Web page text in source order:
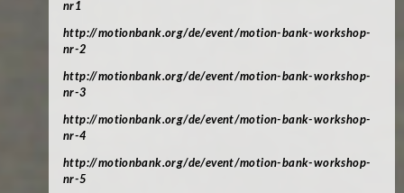
nr1
http://motionbank.org/de/event/motion-bank-workshop-
nr-2
http://motionbank.org/de/event/motion-bank-workshop-
nr-3
http://motionbank.org/de/event/motion-bank-workshop-
nr-4
http://motionbank.org/de/event/motion-bank-workshop-
nr-5